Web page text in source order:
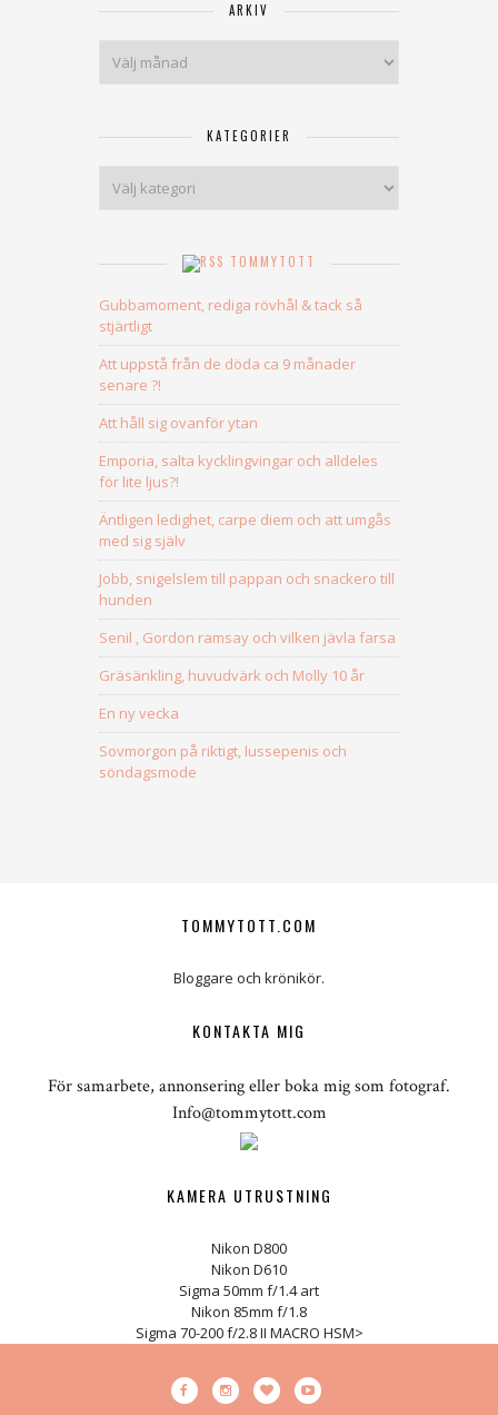
ARKIV
KATEGORIER
TOMMYTOTT
Gubbamoment, rediga rövhål & tack så
stjärtligt
Att uppstå från de döda ca 9 månader
senare ?!
Att håll sig ovanför ytan
Emporia, salta kycklingvingar och alldeles
för lite ljus?!
Äntligen ledighet, carpe diem och att umgås
med sig själv
Jobb, snigelslem till pappan och snackero till
hunden
Senil , Gordon ramsay och vilken jävla farsa
Gräsänkling, huvudvärk och Molly 10 år
En ny vecka
Sovmorgon på riktigt, lussepenis och
söndagsmode
TOMMYTOTT.COM
Bloggare och krönikör.
KONTAKTA MIG
För samarbete, annonsering eller boka mig som fotograf.
Info@tommytott.com
KAMERA UTRUSTNING
Nikon D800
Nikon D610
Sigma 50mm f/1.4 art
Nikon 85mm f/1.8
Sigma 70-200 f/2.8 II MACRO HSM>